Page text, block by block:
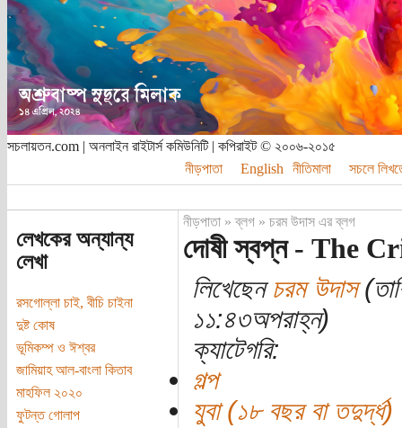
সচলায়তন.com | অনলাইন রাইটার্স কমিউনিটি | কপিরাইট © ২০০৬-২০১৫
নীড়পাতা
English নীতিমালা সচলে
লেখকের অন্যান্য
লেখা
রসগোল্লা চাই, বীচি চাইনা
দুষ্ট কোষ
ভূমিকম্প ও ঈশ্বর
জামিয়াহ আল-বাংলা কিতাব
মাহফিল ২০২০
ফুটন্ত গোলাপ
নীড়পাতা»ব্লগ» চরম উদাস এর ব্লগ
দোষী স্বপ্ন - The
লিখেছেনচরম উদাস
১১:৪৩অপরাহ্ন)
ক্যাটেগরি:
গল্প
যুবা (১৮ বছর বা তদুর্দ্ধ)